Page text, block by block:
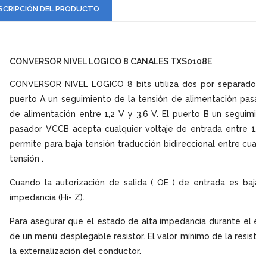
DEL PRODUCTO
CONVERSOR NIVEL LOGICO 8 CANALES TXS0108E
CONVERSOR NIVEL LOGICO 8 bits utiliza dos por
puerto A un seguimiento de la tensión de alimentación
de alimentación entre 1,2 V y 3,6 V. El puerto B un
pasador VCCB acepta cualquier voltaje de entrada entre
permite para baja tensión traducción bidireccional entre
tensión .
Cuando la autorización de salida ( OE ) de entrada es
impedancia (Hi- Z).
Para asegurar que el estado de alta impedancia durante el
de un menú desplegable resistor. El valor mínimo de la
la externalización del conductor.